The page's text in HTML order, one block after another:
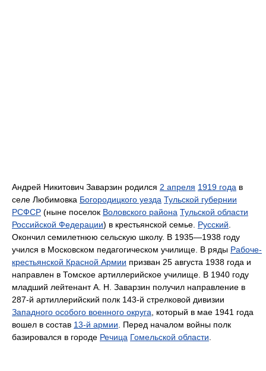
Андрей Никитович Заварзин родился 2 апреля 1919 года в
селе Любимовка Богородицкого уезда Тульской губернии
РСФСР (ныне поселок Воловского района Тульской области
Российской Федерации) в крестьянской семье. Русский
Окончил семилетнюю сельскую школу. В 1935—1938 году
учился в Московском педагогическом училище. В ряды Рабоче-
крестьянской Красной Армии призван 25 августа 1938 года и
направлен в Томское артиллерийское училище. В 1940 году
младший лейтенант А. Н. Заварзин получил направление в
287-й артиллерийский полк 143-й стрелковой дивизии
Западного особого военного округа , который в мае 1941 года
вошел в состав 13-й армии . Перед началом войны полк
базировался в городе Речица Гомельской области